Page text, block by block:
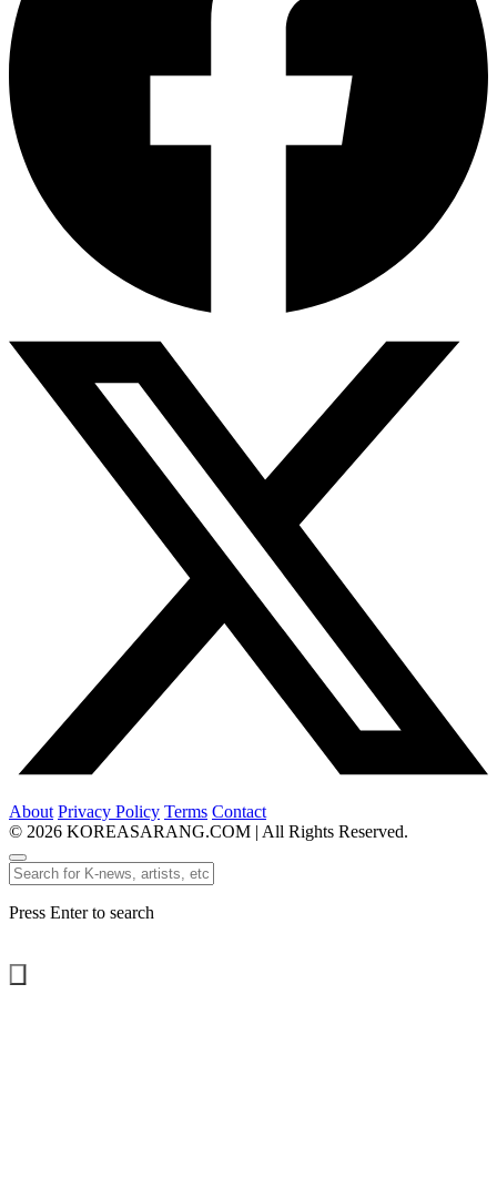
About Privacy Policy Terms Contact
© 2026 KOREASARANG.COM | All Rights Reserved.
Press Enter to search